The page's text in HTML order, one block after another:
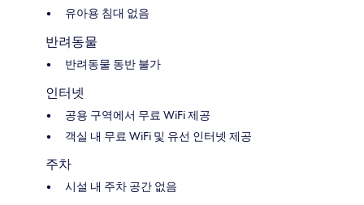
유아용 침대 없음
반려동물
반려동물 동반 불가
인터넷
공용 구역에서 무료 WiFi 제공
객실 내 무료 WiFi 및 유선 인터넷 제공
주차
시설 내 주차 공간 없음